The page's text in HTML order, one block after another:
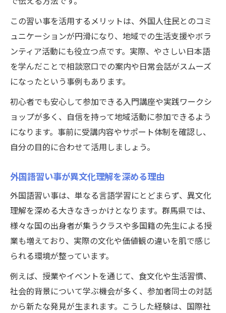
この習い事を活用するメリットは、外国人住民とのコミ
ュニケーションが円滑になり、地域での生活支援やボラ
ンティア活動にも役立つ点です。実際、やさしい日本語
を学んだことで相談窓口での案内や日常会話がスムーズ
になったという事例もあります。
初心者でも安心して参加できる入門講座や実践ワークシ
ョップが多く、自信を持って地域活動に参加できるよう
になります。事前に受講内容やサポート体制を確認し、
自分の目的に合わせて活用しましょう。
外国語習い事が異文化理解を深める理由
外国語習い事は、単なる言語学習にとどまらず、異文化
理解を深める大きなきっかけとなります。群馬県では、
様々な国の出身者が集うクラスや多国籍の先生による授
業も増えており、実際の文化や価値観の違いを肌で感じ
られる環境が整っています。
例えば、授業やイベントを通じて、食文化や生活習慣、
社会的背景について学ぶ機会が多く、参加者同士の対話
から新たな発見が生まれます。こうした経験は、国際社